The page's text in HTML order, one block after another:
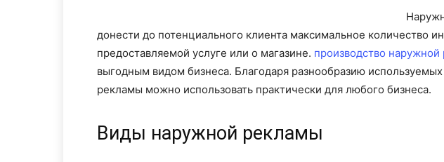
донести до потенциального клиента максимальное количество
предоставляемой услуге или о магазине. производство
выгодным видом бизнеса. Благодаря разнообразию
рекламы можно использовать практически для любого бизнеса.
Виды наружной рекламы